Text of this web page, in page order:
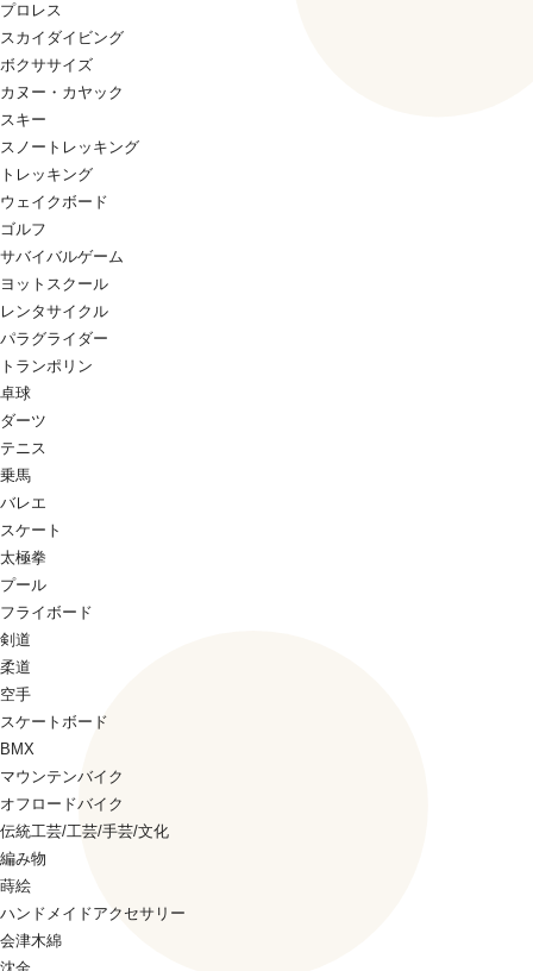
プロレス
スカイダイビング
ボクササイズ
カヌー・カヤック
スキー
スノートレッキング
トレッキング
ウェイクボード
ゴルフ
サバイバルゲーム
ヨットスクール
レンタサイクル
パラグライダー
トランポリン
卓球
ダーツ
テニス
乗馬
バレエ
スケート
太極拳
プール
フライボード
剣道
柔道
空手
スケートボード
BMX
マウンテンバイク
オフロードバイク
伝統工芸/工芸/手芸/文化
編み物
蒔絵
ハンドメイドアクセサリー
会津木綿